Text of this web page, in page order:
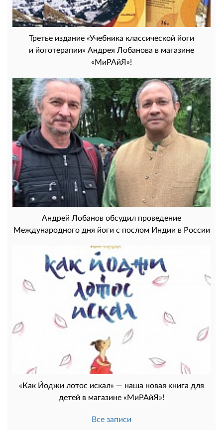
Третье издание «Учебника классической йоги
и йоготерапии» Андрея Лобанова в магазине
«МиРАйЯ»!
Андрей Лобанов обсудил проведение
Международного дня йоги с послом Индии в России
«Как Йоджи лотос искал» — наша новая книга для
детей в магазине «МиРАйЯ»!
Все записи